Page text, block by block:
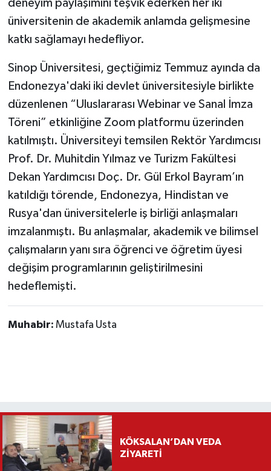
deneyim paylaşımını teşvik ederken her iki
üniversitenin de akademik anlamda gelişmesine
katkı sağlamayı hedefliyor.
Sinop Üniversitesi, geçtiğimiz Temmuz ayında da
Endonezya'daki iki devlet üniversitesiyle birlikte
düzenlenen “Uluslararası Webinar ve Sanal İmza
Töreni” etkinliğine Zoom platformu üzerinden
katılmıştı. Üniversiteyi temsilen Rektör Yardımcısı
Prof. Dr. Muhitdin Yılmaz ve Turizm Fakültesi
Dekan Yardımcısı Doç. Dr. Gül Erkol Bayram’ın
katıldığı törende, Endonezya, Hindistan ve
Rusya'dan üniversitelerle iş birliği anlaşmaları
imzalanmıştı. Bu anlaşmalar, akademik ve bilimsel
çalışmaların yanı sıra öğrenci ve öğretim üyesi
değişim programlarının geliştirilmesini
hedeflemişti.
Muhabir: Mustafa Usta
KÖKSALAN’DAN VEDA
ZİYARETİ